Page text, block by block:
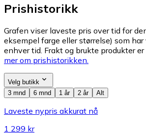
Prishistorikk
Grafen viser laveste pris over tid for
eksempel farge eller størrelse) som
enhver tid. Frakt og brukte produkter
mer om prishistorikken.
Velg butikk
3 mnd
6 mnd 1 år 2 år Alt
Laveste nypris akkurat nå
1 299 kr